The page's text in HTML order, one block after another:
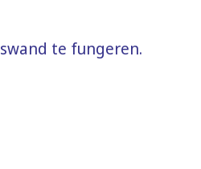
te fungeren.